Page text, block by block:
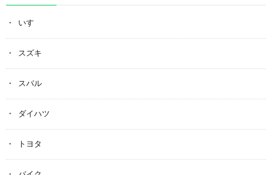
いすゞ
スズキ
スバル
ダイハツ
トヨタ